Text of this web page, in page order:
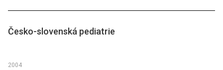
Česko-slovenská pediatrie
2004